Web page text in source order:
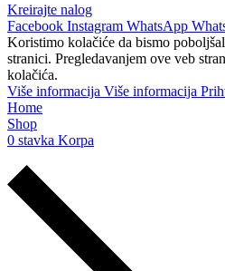
Kreirajte nalog
Facebook Instagram WhatsApp
Koristimo kolačiće da bismo
stranici. Pregledavanjem ove veb
kolačića.
Više informacija Više informacija
Home
Shop
0 stavka Korpa